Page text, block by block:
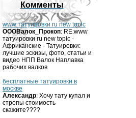
Комменты
www татуировки ru new topic
OOOВалок_Прокоп: RE:www
татуировки ru new topic -
Африканские - Татуировки:
лучшие эскизы, фото, статьи и
видео НПП Валок Наплавка
рабочих валков
бесплатные татуировки в
москве
Александр: Хочу тату купал и
стропы стоимость
скажите????